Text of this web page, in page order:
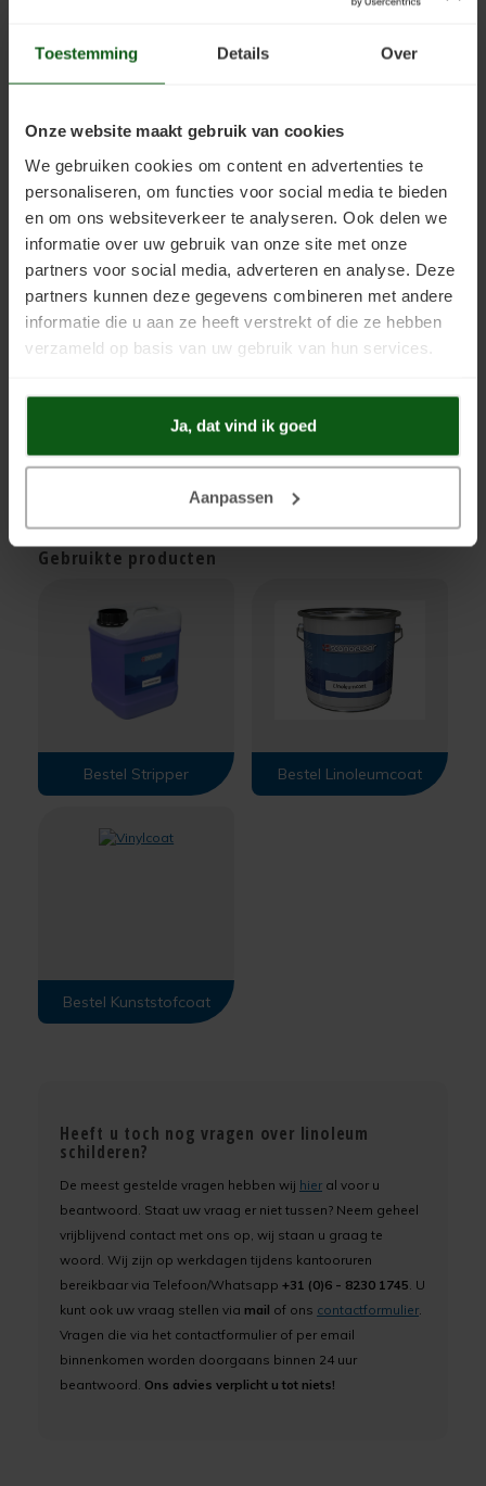
Toestemming Details Over
Onze website maakt gebruik van cookies
We gebruiken cookies om content en advertenties te
personaliseren, om functies voor social media te bieden
en om ons websiteverkeer te analyseren. Ook delen we
informatie over uw gebruik van onze site met onze
partners voor social media, adverteren en analyse. Deze
partners kunnen deze gegevens combineren met andere
informatie die u aan ze heeft verstrekt of die ze hebben
verzameld op basis van uw gebruik van hun services.
Ja, dat vind ik goed
Aanpassen
Eerst moesten ze de vloer grondig reinigen. Wij raden
Scanofloor
Kunststofstripperaan, een krachtige ontvetter die met name op
klant gebruikte deze stripper. Toen de vloer schoon was en licht
opgeschuurd, brachten ze twee lagen Kunststofcoat aan. Het
eindresultaat zag er als nieuw uit!
Gekozen kleur
Voor dit project werd gekozen voor een kleur uit de RAL
kleurenwaaier
RAL 9003
Gebruikte producten
Bestel Stripper Bestel Linoleumcoat
Bestel Kunststofcoat
Heeft u toch nog vragen over linoleum
schilderen?
De meest gestelde vragen hebben wij hier al voor u
beantwoord. Staat uw vraag er niet tussen? Neem geheel
vrijblijvend contact met ons op, wij staan u graag te
woord. Wij zijn op werkdagen tijdens kantooruren
bereikbaar via Telefoon/Whatsapp +31 (0)6 - 8230 1745. U
kunt ook uw vraag stellen via mail of ons contactformulier.
Vragen die via het contactformulier of per email
binnenkomen worden doorgaans binnen 24 uur
beantwoord. Ons advies verplicht u tot niets!